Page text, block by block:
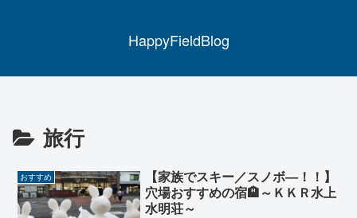
HappyFieldBlog
旅行
おすすめ
【家族でスキー／スノボ―！！】
穴場おすすめの宿🏨～ＫＫＲ水上
水明荘～